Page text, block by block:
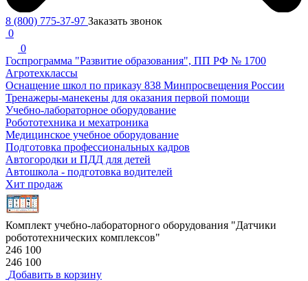
8 (800) 775-37-97 Заказать звонок
0
0
Госпрограмма "Развитие образования", ПП РФ № 1700
Агротехклассы
Оснащение школ по приказу 838 Минпросвещения России
Тренажеры-манекены для оказания первой помощи
Учебно-лабораторное оборудование
Робототехника и мехатроника
Медицинское учебное оборудование
Подготовка профессиональных кадров
Автогородки и ПДД для детей
Автошкола - подготовка водителей
Хит продаж
Комплект учебно-лабораторного оборудования "Датчики
робототехнических комплексов"
246 100
246 100
Добавить в корзину